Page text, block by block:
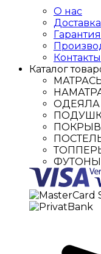
О нас
Гарантия
Контакты
Каталог
ОДЕЯЛА
ФУТОНЫ